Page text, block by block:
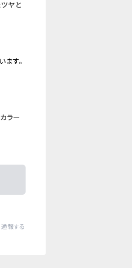
ヤと
す。
ラー
通報する